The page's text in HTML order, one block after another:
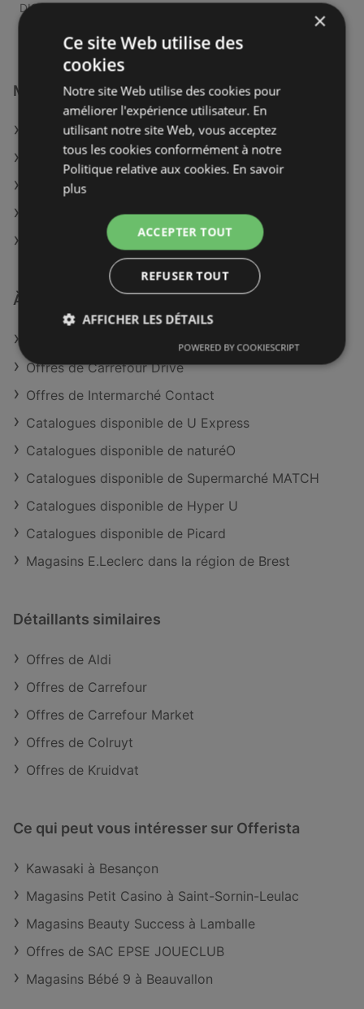
DISTANCE: 776,54 km
Magasins E.Leclerc à :
E.Leclerc à Clermont-Ferrand
E.Leclerc à Romorantin-Lanthenay
E.Leclerc à Avesnes-sur-Helpe
E.Leclerc à Beauvais
E.Leclerc à Montmorillon
À découvrir aussi
Offres de Carrefour Drive
Offres de Intermarché Contact
Catalogues disponible de U Express
Catalogues disponible de naturéO
Catalogues disponible de Supermarché MATCH
Catalogues disponible de Hyper U
Catalogues disponible de Picard
Magasins E.Leclerc dans la région de Brest
Détaillants similaires
Offres de Aldi
Offres de Carrefour
Offres de Carrefour Market
Offres de Colruyt
Offres de Kruidvat
Ce qui peut vous intéresser sur Offerista
Kawasaki à Besançon
Magasins Petit Casino à Saint-Sornin-Leulac
Magasins Beauty Success à Lamballe
Offres de SAC EPSE JOUECLUB
Magasins Bébé 9 à Beauvallon
×
Ce site Web utilise des
cookies
Notre site Web utilise des cookies pour
améliorer l'expérience utilisateur. En
utilisant notre site Web, vous acceptez
tous les cookies conformément à notre
Politique relative aux cookies. En savoir
plus
ACCEPTER TOUT
REFUSER TOUT
AFFICHER LES DÉTAILS
POWERED BY COOKIESCRIPT